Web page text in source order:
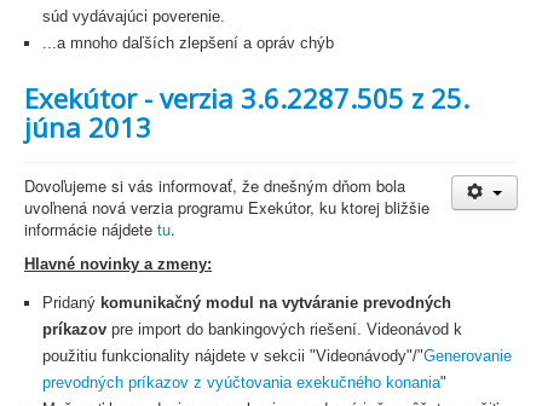
súd vydávajúci poverenie.
...a mnoho daľších zlepšení a opráv chýb
Exekútor - verzia 3.6.2287.505 z 25.
júna 2013
Dovoľujeme si vás informovať, že dnešným dňom bola
uvoľnená nová verzia programu Exekútor, ku ktorej bližšie
informácie nájdete tu.
Hlavné novinky a zmeny:
Pridaný komunikačný modul na vytváranie prevodných
príkazov pre import do bankingových riešení. Videonávod k
použitiu funkcionality nájdete v sekcii "Videonávody"/"Generovanie
prevodných príkazov z vyúčtovania exekučného konania"